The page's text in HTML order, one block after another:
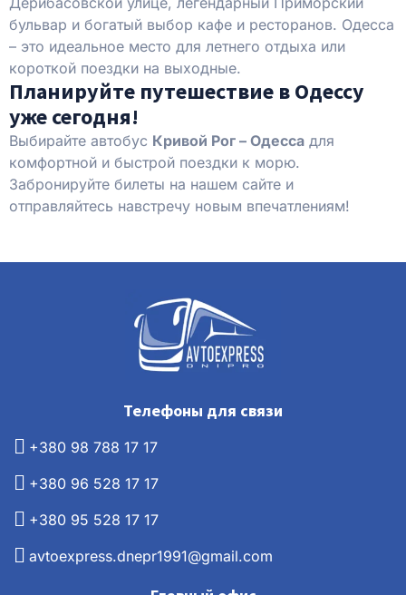
бульвар и богатый выбор кафе и ресторанов. Одесса
– это идеальное место для летнего отдыха или
короткой поездки на выходные.
Планируйте путешествие в Одессу
уже сегодня!
Выбирайте автобус Кривой Рог – Одесса для
комфортной и быстрой поездки к морю.
Забронируйте билеты на нашем сайте и
отправляйтесь навстречу новым впечатлениям!
Телефоны для связи
+380 98 788 17 17
+380 96 528 17 17
+380 95 528 17 17
avtoexpress.dnepr1991@gmail.com